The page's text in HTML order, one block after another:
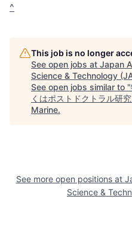
^
This job is no longer
See open jobs at Japan
Science & Technology
See open jobs similar to "
くはポストドクトラル研
Marine.
See more open positions at
Science &